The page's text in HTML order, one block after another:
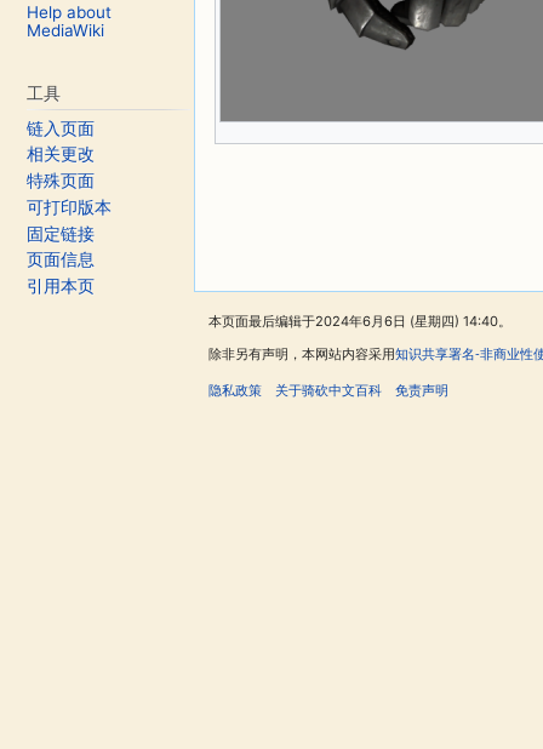
Help about
MediaWiki
工具
链入页面
相关更改
特殊页面
可打印版本
固定链接
页面信息
引用本页
本页面最后编辑于2024年6月6日 (星期四) 14:40。
除非另有声明，本网站内容采用知识共享署名-非商业性
隐私政策 关于骑砍中文百科 免责声明